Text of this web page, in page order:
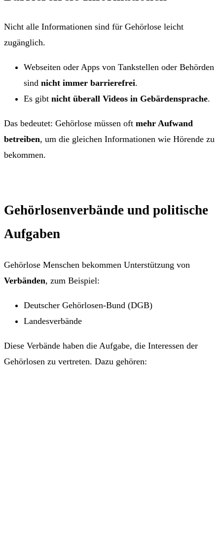
Nicht alle Informationen sind für Gehörlose leicht
zugänglich.
Webseiten oder Apps von Tankstellen oder Behörden
sind nicht immer barrierefrei.
Es gibt nicht überall Videos in Gebärdensprache.
Das bedeutet: Gehörlose müssen oft mehr Aufwand
betreiben, um die gleichen Informationen wie Hörende zu
bekommen.
Gehörlosenverbände und politische
Aufgaben
Gehörlose Menschen bekommen Unterstützung von
Verbänden, zum Beispiel:
Deutscher Gehörlosen-Bund (DGB)
Landesverbände
Diese Verbände haben die Aufgabe, die Interessen der
Gehörlosen zu vertreten. Dazu gehören: